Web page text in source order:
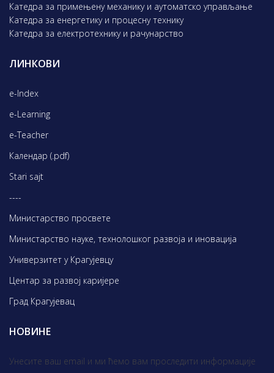
Катедра за примењену механику и аутоматско управљање
Катедра за енергетику и процесну технику
Катедра за електротехнику и рачунарство
ЛИНКОВИ
e-Index
e-Learning
e-Teacher
Календар (.pdf)
Stari sajt
----
Министарство просвете
Министарство науке, технолошког развоја и иновација
Универзитет у Крагујевцу
Центар за развој каријере
Град Крагујевац
НОВИНЕ
Унесите ваш email и ми ћемо вам проследити информације